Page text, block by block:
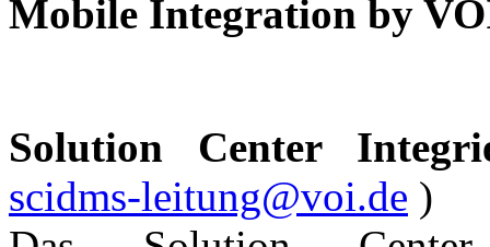
Mobile Integration by
Solution Center
scidms-leitung@voi.de )